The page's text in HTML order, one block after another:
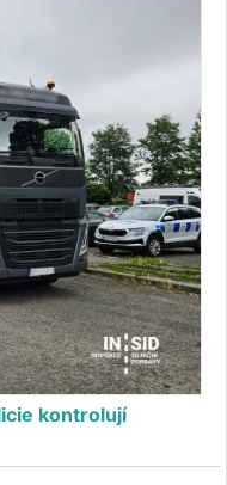
kontrolují